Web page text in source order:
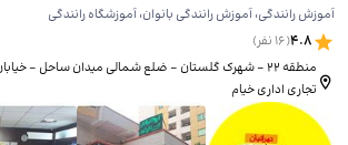
آموزش رانندگی، آموزش رانندگی بانوان، آموزشگاه رانندگی
4.8
(
16 نفر)
منطقه ۲۲ - شهرک گلستان - ضلع شمالی میدان ساحل -
تجاری اداری خیام